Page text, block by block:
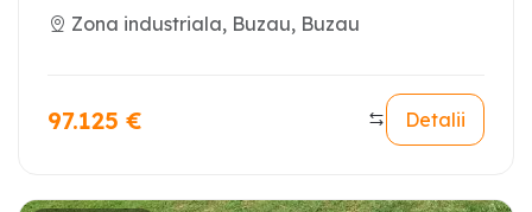
Zona industriala, Buzau, Buzau
97.125 € Detalii